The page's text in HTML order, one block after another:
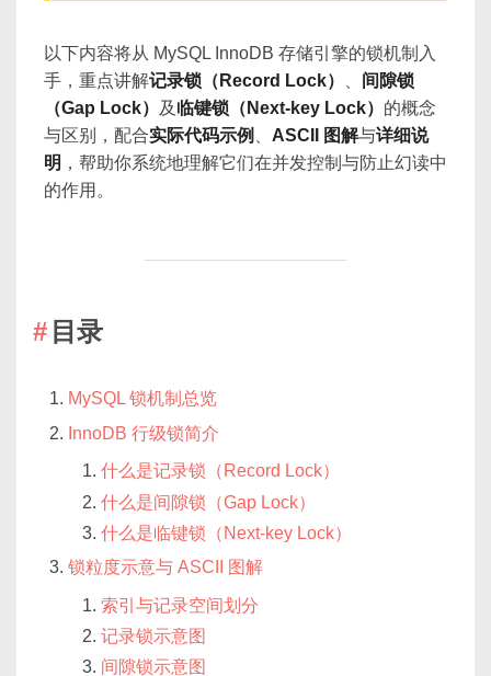
以下内容将从 MySQL InnoDB 存储引擎的锁机制入
手，重点讲解记录锁（Record Lock）
间隙锁
（Gap Lock）
及 临键锁（Next-key Lock） 的概念
与区别，配合实际代码示例 ASCII 图解与详细说
明 ，帮助你系统地理解它们在并发控制与防止幻读中
的作用。
目录
MySQL 锁机制总览
InnoDB 行级锁简介
什么是记录锁（Record Lock）
什么是间隙锁（Gap Lock）
什么是临键锁（Next-key Lock）
锁粒度示意与 ASCII 图解
索引与记录空间划分
记录锁示意图
间隙锁示意图